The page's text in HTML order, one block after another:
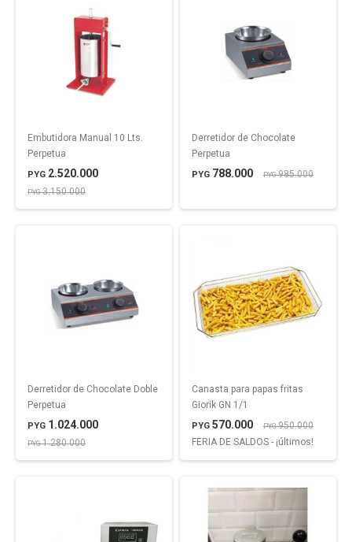
Embutidora Manual 10 Lts.
Perpetua
PYG 2.520.000
PYG3.150.000
Derretidor de Chocolate
Perpetua
PYG 788.000 PYG985.000
Derretidor de Chocolate Doble
Perpetua
PYG 1.024.000
PYG1.280.000
Canasta para papas fritas
Giorik GN 1/1
PYG 570.000 PYG950.000
FERIA DE SALDOS - ¡últimos!